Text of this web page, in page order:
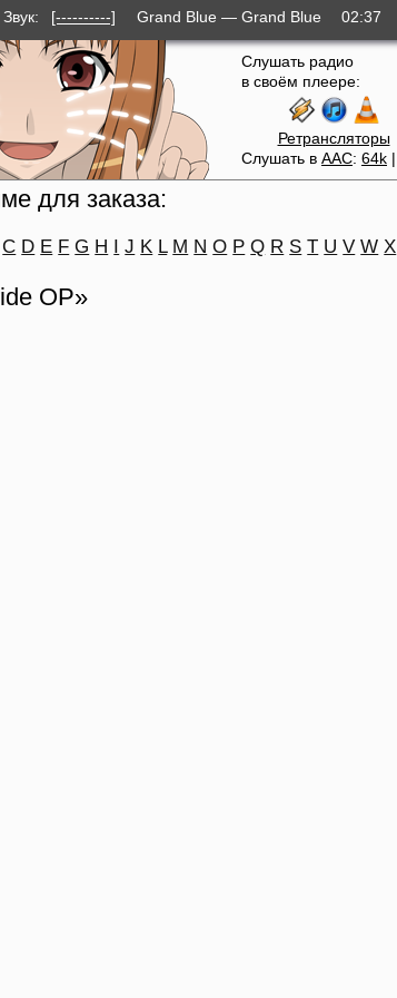
[----------] Grand Blue — Grand Blue 02:37
Слушать радио
в своём плеере:
Ретрансляторы
Слушать в AAC: 64k |
для заказа:
C D E F G H I J K L M N O P Q R S T U V W X
OP»